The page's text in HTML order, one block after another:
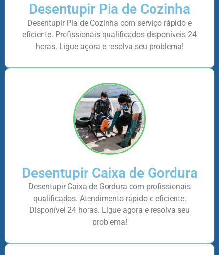
Desentupir Pia de Cozinha
Desentupir Pia de Cozinha com serviço rápido e
eficiente. Profissionais qualificados disponíveis 24
horas. Ligue agora e resolva seu problema!
Desentupir Caixa de Gordura
Desentupir Caixa de Gordura com profissionais
qualificados. Atendimento rápido e eficiente.
Disponível 24 horas. Ligue agora e resolva seu
problema!